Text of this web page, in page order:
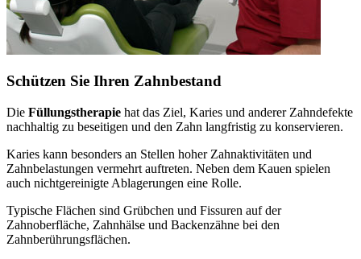
Schützen Sie Ihren Zahnbestand
Die Füllungstherapie hat das Ziel, Karies und anderer Zahndefekte
nachhaltig zu beseitigen und den Zahn langfristig zu konservieren.
Karies kann besonders an Stellen hoher Zahnaktivitäten und
Zahnbelastungen vermehrt auftreten. Neben dem Kauen spielen
auch nichtgereinigte Ablagerungen eine Rolle.
Typische Flächen sind Grübchen und Fissuren auf der
Zahnoberfläche, Zahnhälse und Backenzähne bei den
Zahnberührungsflächen.